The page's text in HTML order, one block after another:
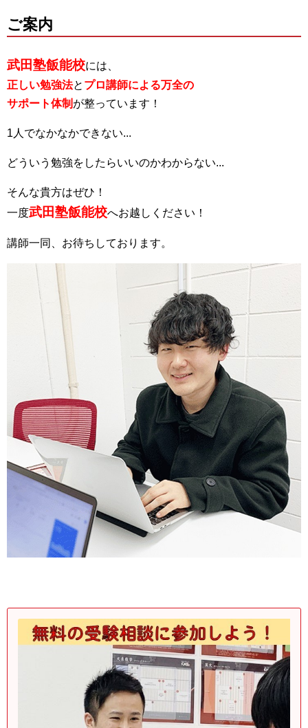
ご案内
武田塾飯能校には、
正しい勉強法と プロ講師による万全の
サポート体制 が整っています！
1人でなかなかできない...
どういう勉強をしたらいいのかわからない...
そんな貴方はぜひ！
一度武田塾飯能校へお越しください！
講師一同、お待ちしております。